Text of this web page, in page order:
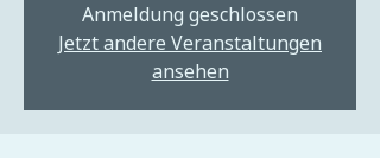
Anmeldung geschlossen
Jetzt andere Veranstaltungen
ansehen